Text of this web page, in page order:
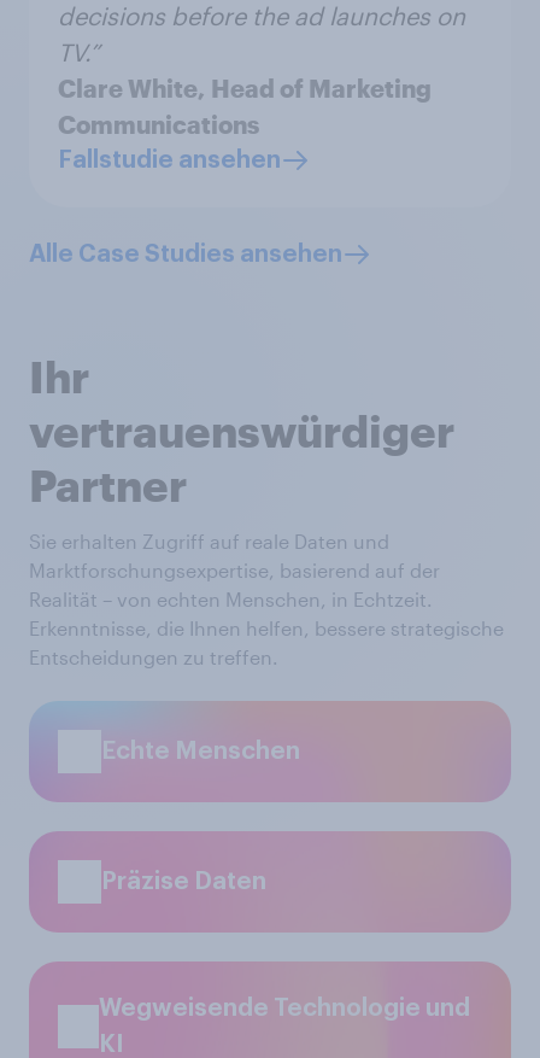
decisions before the ad launches on
TV.”
Clare White, Head of Marketing
Communications
Fallstudie ansehen
Alle Case Studies ansehen
Ihr
vertrauenswürdiger
Partner
Sie erhalten Zugriff auf reale Daten und
Marktforschungsexpertise, basierend auf der
Realität – von echten Menschen, in Echtzeit.
Erkenntnisse, die Ihnen helfen, bessere strategische
Entscheidungen zu treffen.
Echte Menschen
Präzise Daten
Wegweisende Technologie und
KI